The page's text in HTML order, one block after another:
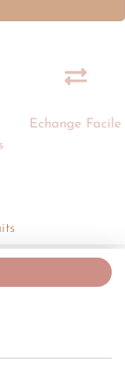
Echange Facile